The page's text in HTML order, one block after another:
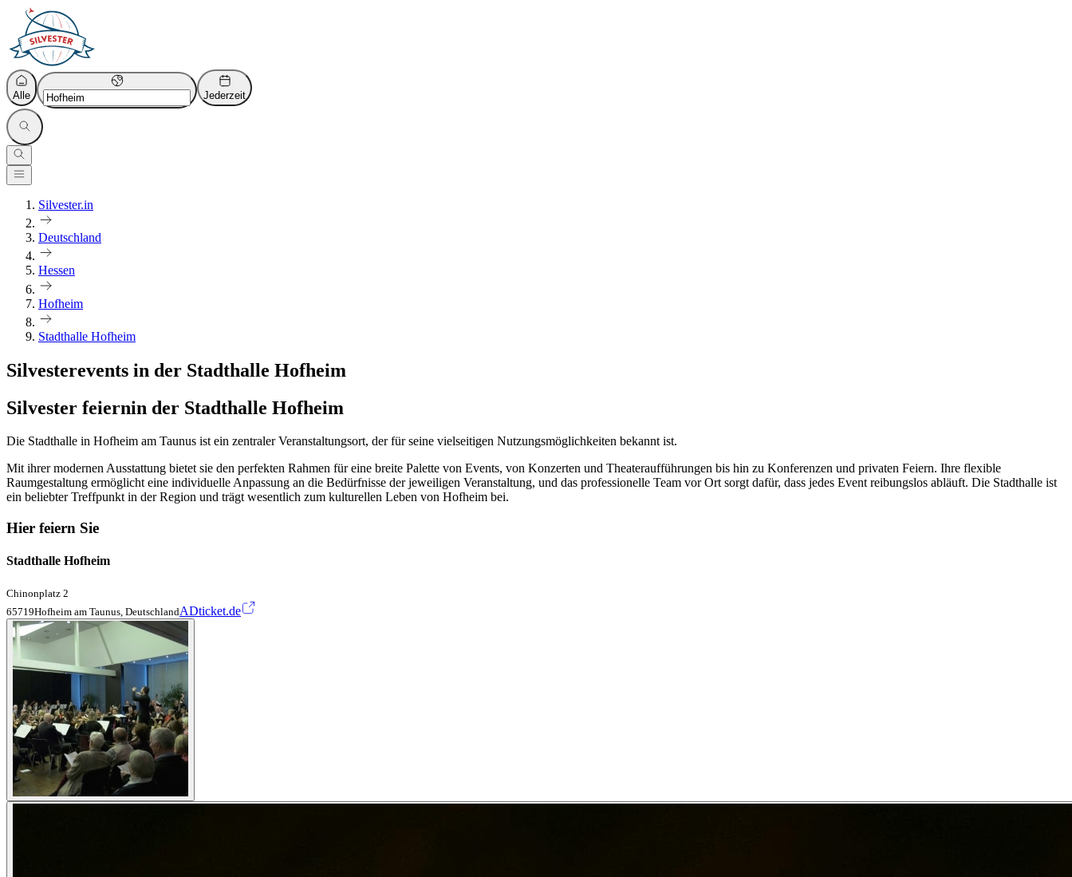
Alle Jederzeit
Silvester.in
Deutschland
Hessen
Hofheim
Stadthalle Hofheim
Silvesterevents in der Stadthalle Hofheim
Silvester feiernin der Stadthalle Hofheim
Die Stadthalle in Hofheim am Taunus ist ein zentraler Veranstaltungsort, der für seine vielseitigen Nutzungsmöglichkeiten bekannt ist.
Mit ihrer modernen Ausstattung bietet sie den perfekten Rahmen für eine breite Palette von Events, von Konzerten und Theateraufführungen bis hin zu Konferenzen und privaten Feiern. Ihre flexible
Raumgestaltung ermöglicht eine individuelle Anpassung an die Bedürfnisse der jeweiligen Veranstaltung, und das professionelle Team vor Ort sorgt dafür, dass jedes Event reibungslos abläuft. Die Stadthalle ist
ein beliebter Treffpunkt in der Region und trägt wesentlich zum kulturellen Leben von Hofheim bei.
Hier feiern Sie
Stadthalle Hofheim
Chinonplatz 2
65719Hofheim am Taunus, DeutschlandADticket.de